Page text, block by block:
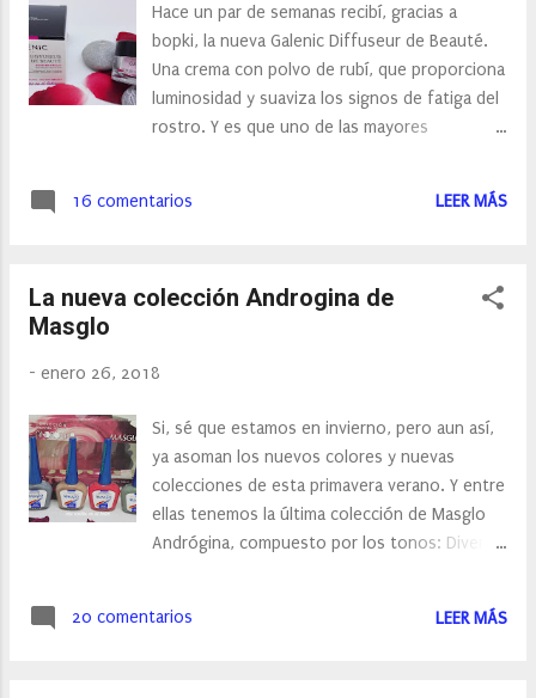
estado dudosa, pues habían muchas lamparas
led para elegir, pero al final mi vena
ahorradora me ha hecho elegir esta lampara
Led de la que espero darle muchos usos.
También he elegido unos colores para mi
colores disponibles y el precio es similar 9,33
Hace un par de semanas recibí, gracias a
bopki, la nueva Galenic Diffuseur de Beauté.
Una crema con polvo de rubí, que proporciona
luminosidad y suaviza los signos de fatiga del
rostro. Y es que uno de las mayores
por eso Galenic lanza esta nueva crema
16 comentarios LEER MÁS
La nueva colección Androgina de
Masglo
- enero 26, 2018
Si, sé que estamos en invierno, pero aun así,
ya asoman los nuevos colores y nuevas
colecciones de esta primavera verano. Y entre
ellas tenemos la última colección de Masglo
Andrógina, compuesto por los tonos: Diversa,
esta colección es un reflejo de nuestra
20 comentarios LEER MÁS